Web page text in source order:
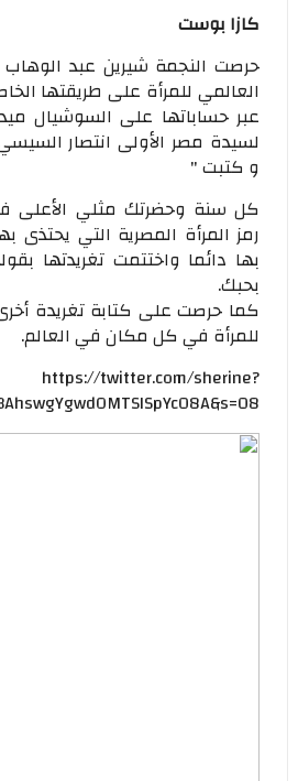
كازا بوست
حرصت النجمة شيرين عبد الوهاب
العالمي للمرأة على طريقتها
عبر حساباتها على السوشيال
لسيدة مصر الأولى انتصار
و كتبت "
كل سنة وحضرتك مثلي الأعلى
رمز المرأة المصرية التي يحتذى
بها دائما واختتمت تغريدتها
بحبك.
كما حرصت على كتابة تغريدة
للمرأة في كل مكان في العالم.
https://twitter.com/sherine?